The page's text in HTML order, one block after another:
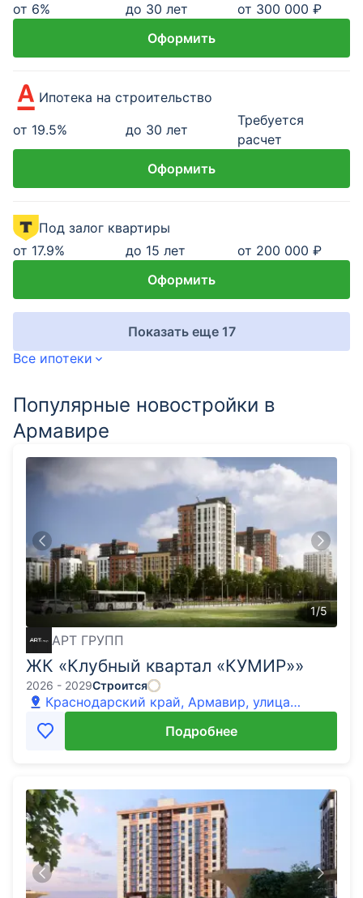
от 6% до 30 лет
от 300 000 ₽
Оформить
Ипотека на строительство
от 19.5% до 30 лет
Требуется
расчет
Оформить
Под залог квартиры
от 17.9% до 15 лет
от 200 000 ₽
Оформить
Показать еще 17
Все ипотеки
Популярные новостройки в
Армавире
1/5
АРТ ГРУПП
ЖК «Клубный квартал «КУМИР»»
2026 - 2029Строится
Краснодарский край, Армавир, улица
Кондратенко, 10
Подробнее